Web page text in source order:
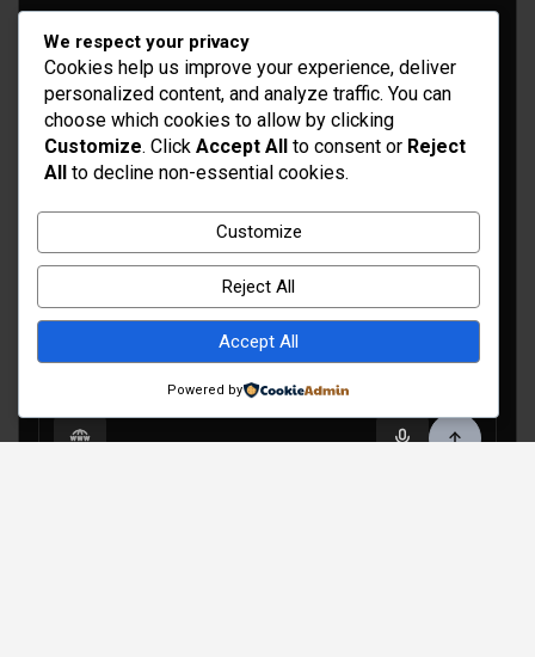
Idées d’aménagement et déco
Choix d'outillage et de matériaux
We respect your privacy
Cookies help us improve your experience, deliver
personalized content, and analyze traffic. You can
choose which cookies to allow by clicking
Customize. Click Accept All to consent or Reject
All to decline non-essential cookies.
Customize
Reject All
Accept All
Powered by